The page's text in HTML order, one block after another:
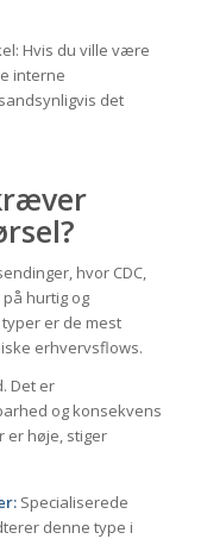
Hvis du ville være
interne
det
hvor CDC,
hurtig og
er de mest
erhvervsflows.
Det er
og konsekvens
er høje, stiger
Specialiserede
denne type i